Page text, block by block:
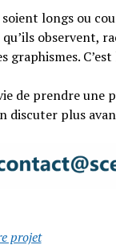
longs ou
observent,
graphismes.
de prendre
discuter plus
projet